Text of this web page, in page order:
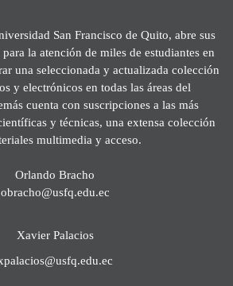
San Francisco de Quito, abre sus
la atención de miles de estudiantes en
una seleccionada y actualizada colección
y electrónicos en todas las áreas del
cuenta con suscripciones a las más
y técnicas, una extensa colección
multimedia y acceso.
Orlando Bracho
obracho@usfq.edu.ec
Xavier Palacios